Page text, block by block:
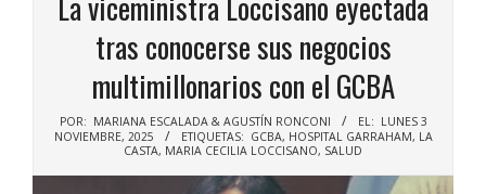
tras conocerse sus negocios
multimillonarios con el GCBA
POR: MARIANA ESCALADA & AGUSTÍN RONCONI EL: LUNES 3
NOVIEMBRE, 2025
ETIQUETAS: GCBA, HOSPITAL GARRAHAM, LA
CASTA, MARIA CECILIA LOCCISANO, SALUD